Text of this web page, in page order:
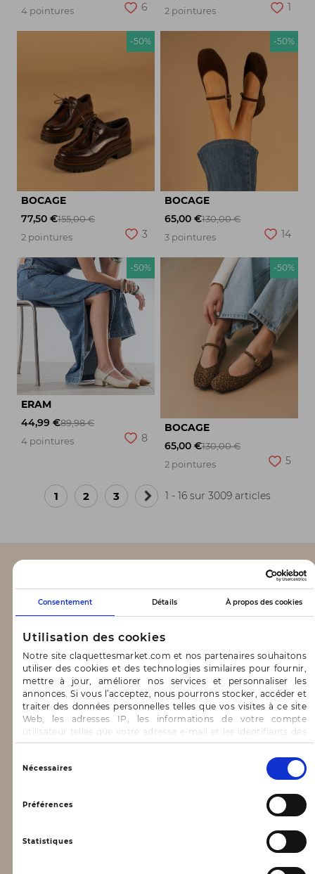
Consentement Détails À propos des cookies
Utilisation des cookies
Notre site claquettesmarket.com et nos partenaires souhaitons
utiliser des cookies et des technologies similaires pour fournir,
mettre à jour, améliorer nos services et personnaliser les
annonces. Si vous l’acceptez, nous pourrons stocker, accéder et
traiter des données personnelles telles que vos visites à ce site
Web, les adresses IP, les informations de votre compte
utilisateur telles que votre adresse e-mail et les identifiants des
cookies.
Vous avez le choix d’« Accepter » pour consentir à ces
utilisations, de « Refuser » pour vous y opposer ou
de sélectionner vos préférences concernant chaque catégorie
de cookie en cliquant sur « Valider la sélection » pour valider vos
options. Vous pouvez à tout moment modifier vos préférences
Nécessaires
Préférences
Statistiques
4 pointures
6
2 pointures
1
-50%
BOCAGE
77,50 €155,00 €
2 pointures
3
-50%
BOCAGE
65,00 €130,00 €
3 pointures
14
-50%
ERAM
44,99 €89,98 €
4 pointures
8
-50%
BOCAGE
65,00 €130,00 €
2 pointures
5
1 2 3
Page
1 - 16 sur 3009 articles
CLAQUETTES MARKET
Blog
CONTACT & AIDE
FAQ
Nous contacter
INFORMATIONS
Mentions légales
Données personnelles, vie privée